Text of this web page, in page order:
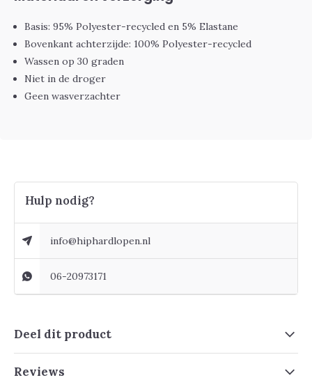
Basis: 95% Polyester-recycled en 5% Elastane
Bovenkant achterzijde: 100% Polyester-recycled
Wassen op 30 graden
Niet in de droger
Geen wasverzachter
Hulp nodig?
info@hiphardlopen.nl
06-20973171
Deel dit product
Reviews